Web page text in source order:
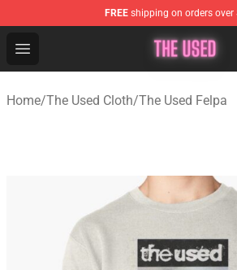
FREE shipping on orders over
Open menu
The Used Store - Official The
Home/The Used Cloth/The Used Felpa